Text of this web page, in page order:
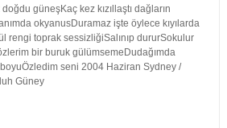
güneşKaç kez kızıllaştı dağların
okyanusDuramaz işte öylece kıyılarda
rengi toprak sessizliğiSalınıp dururSokulur
bir buruk gülümsemeDudağımda
seni 2004 Haziran Sydney /
Güney